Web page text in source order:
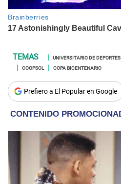
UNIVERSITARIO DE DEPORTES
COOPSOL
COPA BICENTENARIO
Prefiero a El Popular en Google